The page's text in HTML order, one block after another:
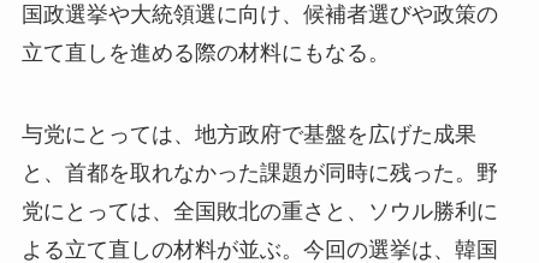
国政選挙や大統領選に向け、候補者選びや政策の
立て直しを進める際の材料にもなる。
与党にとっては、地方政府で基盤を広げた成果
と、首都を取れなかった課題が同時に残った。野
党にとっては、全国敗北の重さと、ソウル勝利に
よる立て直しの材料が並ぶ。今回の選挙は、韓国